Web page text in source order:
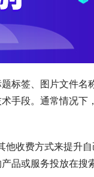
标签、图片文件
手段。通常情况
收费方式来提升
品或服务投放在